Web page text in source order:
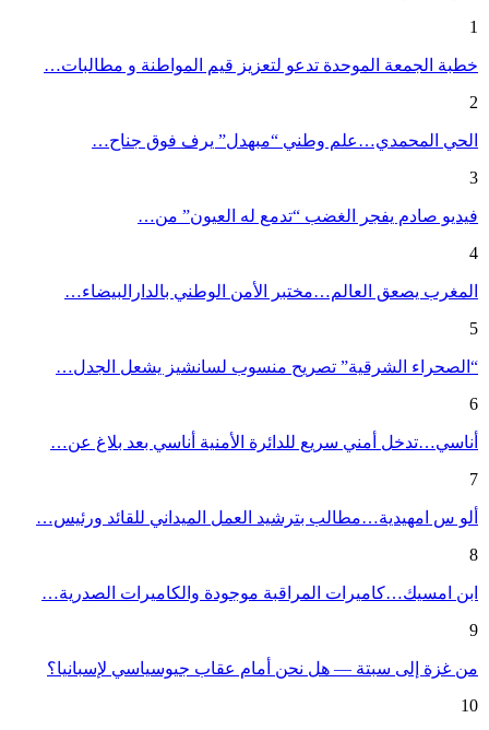
1
خطبة الجمعة الموحدة تدعو لتعزيز قيم المواطنة و مطالبات…
2
الحي المحمدي…علم وطني “مبهدل” يرف فوق جناح…
3
فيديو صادم يفجر الغضب “تدمع له العيون” من…
4
المغرب يصعق العالم…مختبر الأمن الوطني بالدارالبيضاء…
5
“الصحراء الشرقية” تصريح منسوب لسانشيز يشعل الجدل…
6
أناسي…تدخل أمني سريع للدائرة الأمنية أناسي بعد بلاغ عن…
7
ألو س امهيدية…مطالب بترشيد العمل الميداني للقائد ورئيس…
8
ابن امسيك…كاميرات المراقبة موجودة والكاميرات الصدرية…
9
من غزة إلى سبتة — هل نحن أمام عقاب جيوسياسي لإسبانيا؟
10